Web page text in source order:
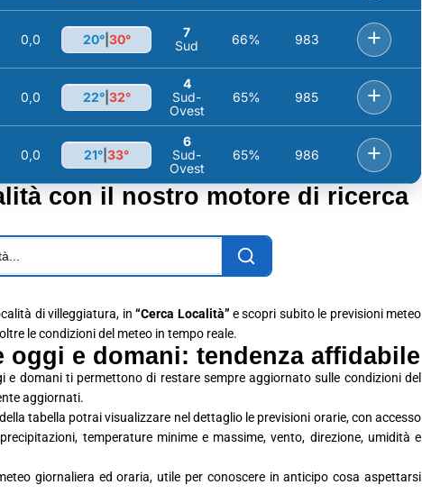
0,0 20°| 30°
7
Sud
66% 983 +
0,0 22°| 32°
4
Sud-
Ovest
65% 985 +
0,0 21° 33°
6
Sud-
Ovest
65% 986 +
con il nostro motore di ricerca
di villeggiatura, in“Cerca Località” e scopri subito le previsioni meteo
le condizioni del meteo in tempo reale.
oggi e domani: tendenza affidabile
e domani ti permettono di restare sempre aggiornato sulle condizioni del
aggiornati.
tabella potrai visualizzare nel dettaglio le previsioni orarie, con accesso
temperature minime e massime, vento, direzione, umidità e
giornaliera ed oraria, utile per conoscere in anticipo cosa aspettarsi